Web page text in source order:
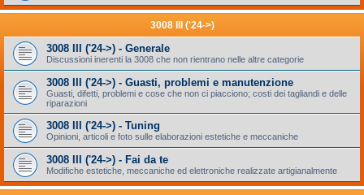
3008 III ('24->)
3008 III ('24->) - Generale
Discussioni inerenti la 3008 che non rientrano nelle altre categorie
3008 III ('24->) - Guasti, problemi e manutenzione
Guasti, difetti, problemi e cose che non ci piacciono; costi dei tagliandi e delle
riparazioni
3008 III ('24->) - Tuning
Opinioni, articoli e foto sulle elaborazioni estetiche e meccaniche
3008 III ('24->) - Fai da te
Modifiche estetiche, meccaniche ed elettroniche realizzate artigianalmente